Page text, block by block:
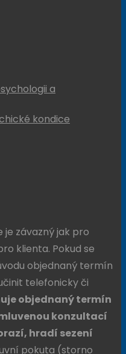
a
kondice
závazný jak pro
klienta. Pokud se
objednaný termín
telefonicky či
objednaný termín
konzultací
hradí sezení
pokuta (storno